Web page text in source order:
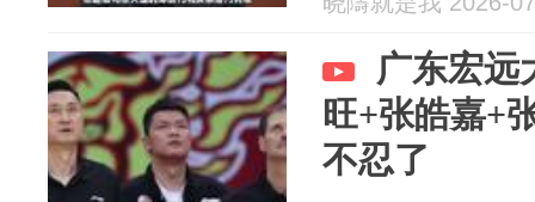
广东宏远
旺+张皓嘉+
不忍了